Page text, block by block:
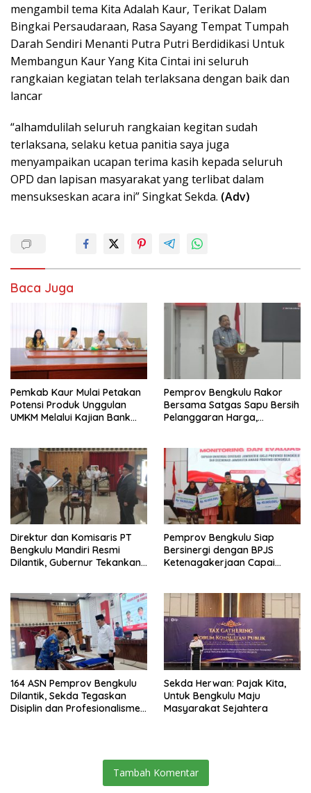
mengambil tema Kita Adalah Kaur, Terikat Dalam
Bingkai Persaudaraan, Rasa Sayang Tempat Tumpah
Darah Sendiri Menanti Putra Putri Berdidikasi Untuk
Membangun Kaur Yang Kita Cintai ini seluruh
rangkaian kegiatan telah terlaksana dengan baik dan
lancar
“alhamdulilah seluruh rangkaian kegitan sudah
terlaksana, selaku ketua panitia saya juga
menyampaikan ucapan terima kasih kepada seluruh
OPD dan lapisan masyarakat yang terlibat dalam
mensukseskan acara ini” Singkat Sekda. (Adv)
Baca Juga
Pemkab Kaur Mulai Petakan
Potensi Produk Unggulan
UMKM Melalui Kajian Bank
Pemprov Bengkulu Rakor
Bersama Satgas Sapu Bersih
Pelanggaran Harga,
Masih Jadi Sorotan
Direktur dan Komisaris PT
Bengkulu Mandiri Resmi
Dilantik, Gubernur Tekankan
Pemprov Bengkulu Siap
Bersinergi dengan BPJS
Ketenagakerjaan Capai
164 ASN Pemprov Bengkulu
Dilantik, Sekda Tegaskan
Disiplin dan Profesionalisme
Sekda Herwan: Pajak Kita,
Untuk Bengkulu Maju
Masyarakat Sejahtera
Tambah Komentar